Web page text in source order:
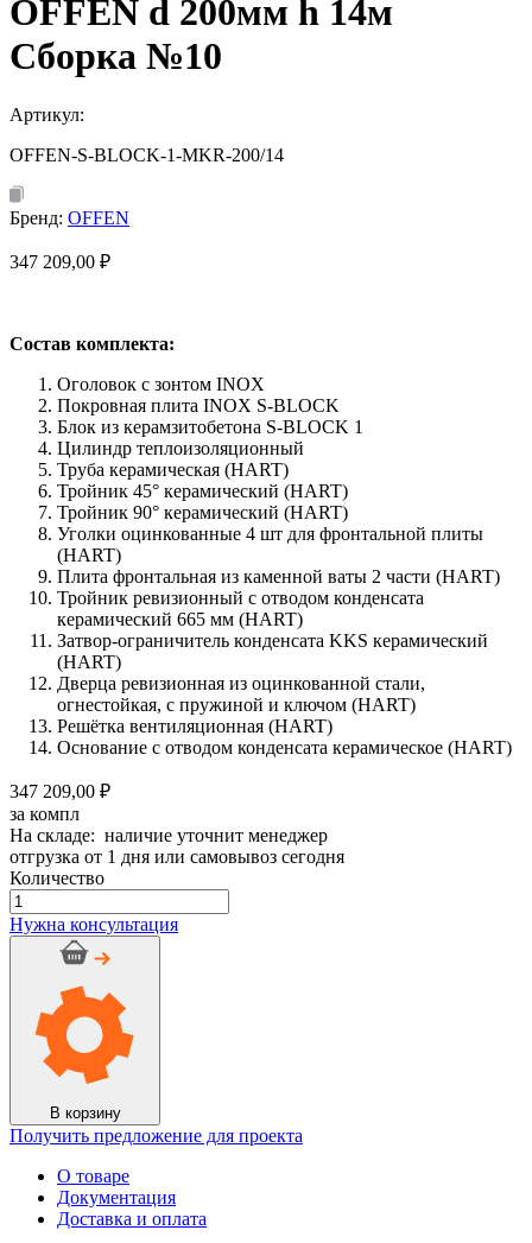
OFFEN d 200мм h 14м
Сборка №10
Артикул:
OFFEN-S-BLOCK-1-MKR-200/14
Бренд: OFFEN
347 209,00 ₽
Состав комплекта:
Оголовок с зонтом INOX
Покровная плита INOX S-BLOCK
Блок из керамзитобетона S-BLOCK 1
Цилиндр теплоизоляционный
Труба керамическая (HART)
Тройник 45° керамический (HART)
Тройник 90° керамический (HART)
Уголки оцинкованные 4 шт для фронтальной плиты
(HART)
Плита фронтальная из каменной ваты 2 части (HART)
Тройник ревизионный с отводом конденсата
керамический 665 мм (HART)
Затвор-ограничитель конденсата KKS керамический
(HART)
Дверца ревизионная из оцинкованной стали,
огнестойкая, с пружиной и ключом (HART)
Решётка вентиляционная (HART)
Основание с отводом конденсата керамическое (HART)
347 209,00 ₽
за компл
На складе: наличие уточнит менеджер
отгрузка от 1 дня или самовывоз сегодня
Количество
Количество
товара
Дымоход
керамический
200мм
Нужна консультация
В корзину
Получить предложение для проекта
О товаре
Документация
Доставка и оплата